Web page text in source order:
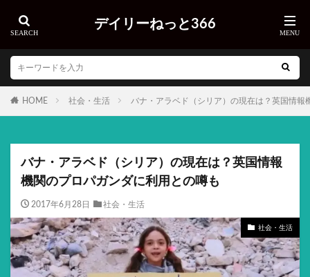
デイリーねっと366
HOME 社会・生活 バナ・アラベド（シリア）の現在は？英国情報
バナ・アラベド（シリア）の現在は？英国情報
機関のプロパガンダに利用との噂も
2017年6月28日 社会・生活
社会・生活